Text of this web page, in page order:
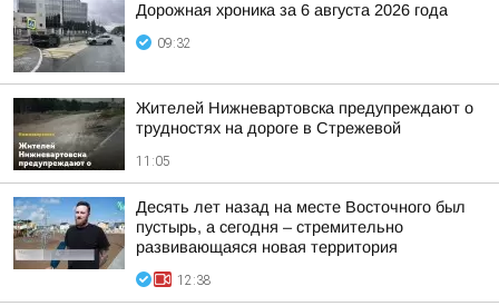
Дорожная хроника за 6 августа 2026 года
09:32
Жителей Нижневартовска предупреждают о
трудностях на дороге в Стрежевой
11:05
Десять лет назад на месте Восточного был
пустырь, а сегодня – стремительно
развивающаяся новая территория
12:38